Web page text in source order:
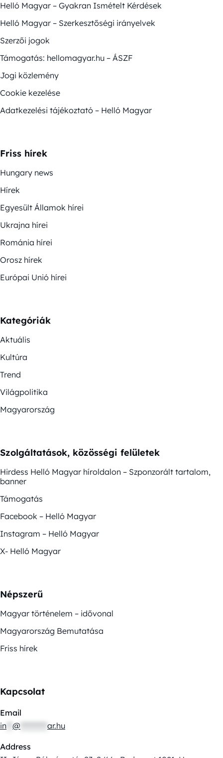
Helló Magyar – Gyakran Ismételt Kérdések
Helló Magyar – Szerkesztőségi irányelvek
Szerzői jogok
Támogatás: hellomagyar.hu – ÁSZF
Jogi közlemény
Cookie kezelése
Adatkezelési tájékoztató – Helló Magyar
Friss hírek
Hungary news
Hírek
Egyesült Államok hírei
Ukrajna hírei
Románia hírei
Orosz hírek
Európai Unió hírei
Kategóriák
Aktuális
Kultúra
Trend
Világpolitika
Magyarország
Szolgáltatások, közösségi felületek
Hirdess Helló Magyar híroldalon – Szponzorált tartalom,
banner
Támogatás
Facebook – Helló Magyar
Instagram – Helló Magyar
X- Helló Magyar
Népszerű
Magyar történelem – idővonal
Magyarország Bemutatása
Friss hírek
Kapcsolat
Email
in @ ar.hu
Address